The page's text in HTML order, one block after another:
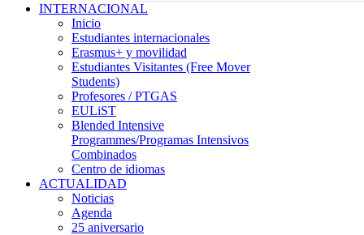
INTERNACIONAL
Inicio
Estudiantes internacionales
Erasmus+ y movilidad
Estudiantes Visitantes (Free Mover
Students)
Profesores / PTGAS
EULiST
Blended Intensive
Programmes/Programas Intensivos
Combinados
Centro de idiomas
ACTUALIDAD
Noticias
Agenda
25 aniversario